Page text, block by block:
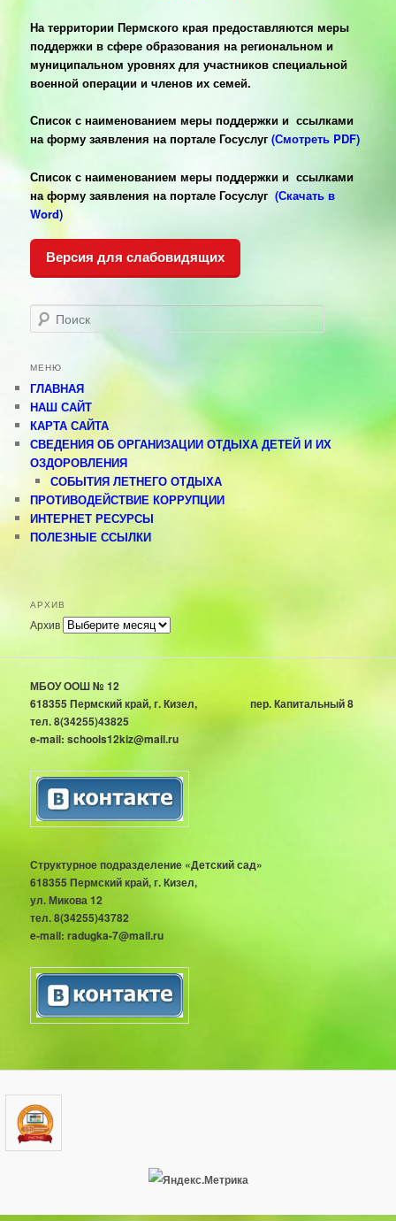
На территории Пермского края предоставляются меры
поддержки в сфере образования на региональном и
муниципальном уровнях для участников специальной
военной операции и членов их семей.
Список с наименованием меры поддержки и ссылками
на форму заявления на портале Госуслуг (Смотреть PDF)
Список с наименованием меры поддержки и ссылками
на форму заявления на портале Госуслуг (Скачать в
Word)
Версия для слабовидящих
Поиск
МЕНЮ
ГЛАВНАЯ
НАШ САЙТ
КАРТА САЙТА
СВЕДЕНИЯ ОБ ОРГАНИЗАЦИИ ОТДЫХА ДЕТЕЙ И ИХ
ОЗДОРОВЛЕНИЯ
СОБЫТИЯ ЛЕТНЕГО ОТДЫХА
ПРОТИВОДЕЙСТВИЕ КОРРУПЦИИ
ИНТЕРНЕТ РЕСУРСЫ
ПОЛЕЗНЫЕ ССЫЛКИ
АРХИВ
Архив
МБОУ ООШ № 12
618355 Пермский край, г. Кизел, пер. Капитальный 8
тел. 8(34255)43825
e-mail: schools12kiz@mail.ru
Структурное подразделение «Детский сад»
618355 Пермский край, г. Кизел,
ул. Микова 12
тел. 8(34255)43782
e-mail: radugka-7@mail.ru